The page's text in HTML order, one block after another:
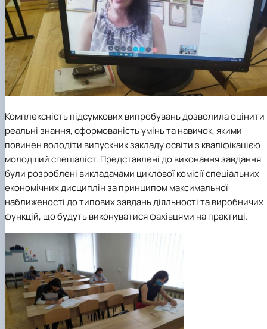
Комплексність підсумкових випробувань дозволила оцінити
реальні знання, сформованість умінь та навичок, якими
повинен володіти випускник закладу освіти з кваліфікацією
молодший спеціаліст. Представлені до виконання завдання
були розроблені викладачами циклової комісії спеціальних
економічних дисциплін за принципом максимальної
наближеності до типових завдань діяльності та виробничих
функцій, що будуть виконуватися фахівцями на практиці.